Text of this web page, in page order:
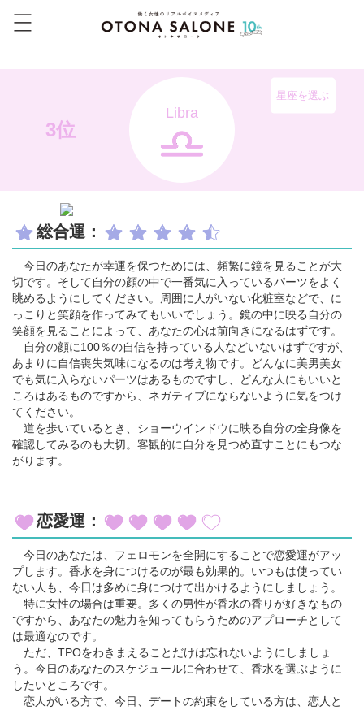
3位
Libra
星座を選ぶ
総合運：
今日のあなたが幸運を保つためには、頻繁に鏡を見ることが大
切です。そして自分の顔の中で一番気に入っているパーツをよく
眺めるようにしてください。周囲に人がいない化粧室などで、に
っこりと笑顔を作ってみてもいいでしょう。鏡の中に映る自分の
笑顔を見ることによって、あなたの心は前向きになるはずです。
自分の顔に100％の自信を持っている人などいないはずですが、
あまりに自信喪失気味になるのは考え物です。どんなに美男美女
でも気に入らないパーツはあるものですし、どんな人にもいいと
ころはあるものですから、ネガティブにならないように気をつけ
てください。
道を歩いているとき、ショーウインドウに映る自分の全身像を
確認してみるのも大切。客観的に自分を見つめ直すことにもつな
がります。
恋愛運：
今日のあなたは、フェロモンを全開にすることで恋愛運がアッ
プします。香水を身につけるのが最も効果的。いつもは使ってい
ない人も、今日は多めに身につけて出かけるようにしましょう。
特に女性の場合は重要。多くの男性が香水の香りが好きなもの
ですから、あなたの魅力を知ってもらうためのアプローチとして
は最適なのです。
ただ、TPOをわきまえることだけは忘れないようにしましょ
う。今日のあなたのスケジュールに合わせて、香水を選ぶように
したいところです。
恋人がいる方で、今日、デートの約束をしている方は、恋人と